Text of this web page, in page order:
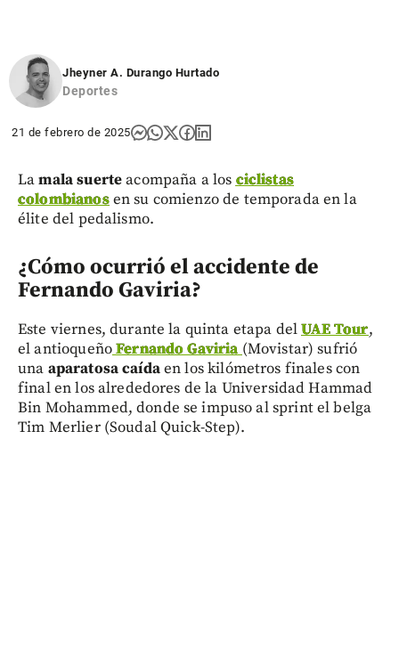
Jheyner A. Durango Hurtado
Deportes
21 de febrero de 2025
Lamala suerteacompaña a los ciclistas
colombianosen su comienzo de temporada en la
élite del pedalismo.
¿Cómo ocurrió el accidente de
Fernando Gaviria?
Este viernes, durante la quinta etapa delUAE Tour,
el antioqueñoFernando Gaviria (Movistar) sufrió
una aparatosa caídaen los kilómetros finales con
final en los alrededores de la Universidad Hammad
Bin Mohammed, donde se impuso al sprint el belga
Tim Merlier (Soudal Quick-Step).